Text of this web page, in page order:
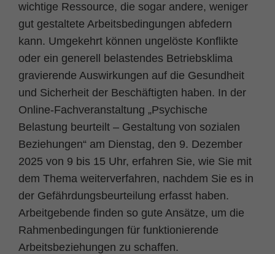
wichtige Ressource, die sogar andere, weniger
gut gestaltete Arbeitsbedingungen abfedern
kann. Umgekehrt können ungelöste Konflikte
oder ein generell belastendes Betriebsklima
gravierende Auswirkungen auf die Gesundheit
und Sicherheit der Beschäftigten haben. In der
Online-Fachveranstaltung „Psychische
Belastung beurteilt – Gestaltung von sozialen
Beziehungen“ am Dienstag, den 9. Dezember
2025 von 9 bis 15 Uhr, erfahren Sie, wie Sie mit
dem Thema weiterverfahren, nachdem Sie es in
der Gefährdungsbeurteilung erfasst haben.
Arbeitgebende finden so gute Ansätze, um die
Rahmenbedingungen für funktionierende
Arbeitsbeziehungen zu schaffen.
Anbieter
Laufzeit Ende der Sitzung